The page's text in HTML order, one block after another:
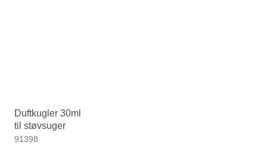
Duftkugler 30ml
til støvsuger
91398